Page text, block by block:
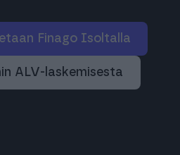
Finago Isoltalla
ALV-laskemisesta